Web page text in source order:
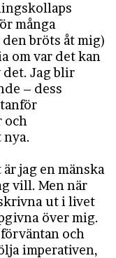
många
bröts åt mig)
om var det kan
det. Jag blir
– dess
och
nya.
jag en mänska
vill. Men när
ut i livet
över mig.
och
imperativen,